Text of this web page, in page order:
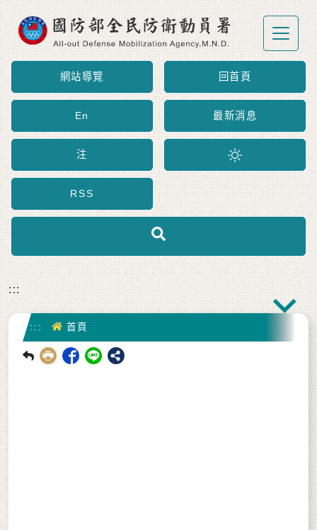
跳到主要內容區塊
網站導覽 回首頁
En 最新消息
注
RSS
:::
::: 首頁 首頁
回前頁